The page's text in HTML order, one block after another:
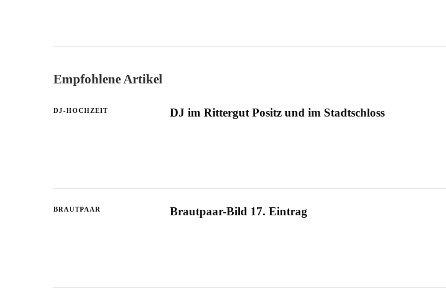
Empfohlene Artikel
DJ-HOCHZEIT DJ im Rittergut Positz und im Stadtschloss
BRAUTPAAR Brautpaar-Bild 17. Eintrag